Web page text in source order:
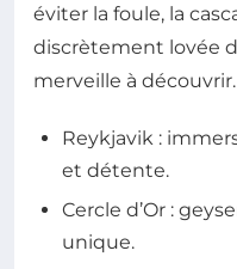
éviter la foule, la
discrètement lovée
merveille à découvrir.
Reykjavik :
et détente.
Cercle d’Or :
unique.